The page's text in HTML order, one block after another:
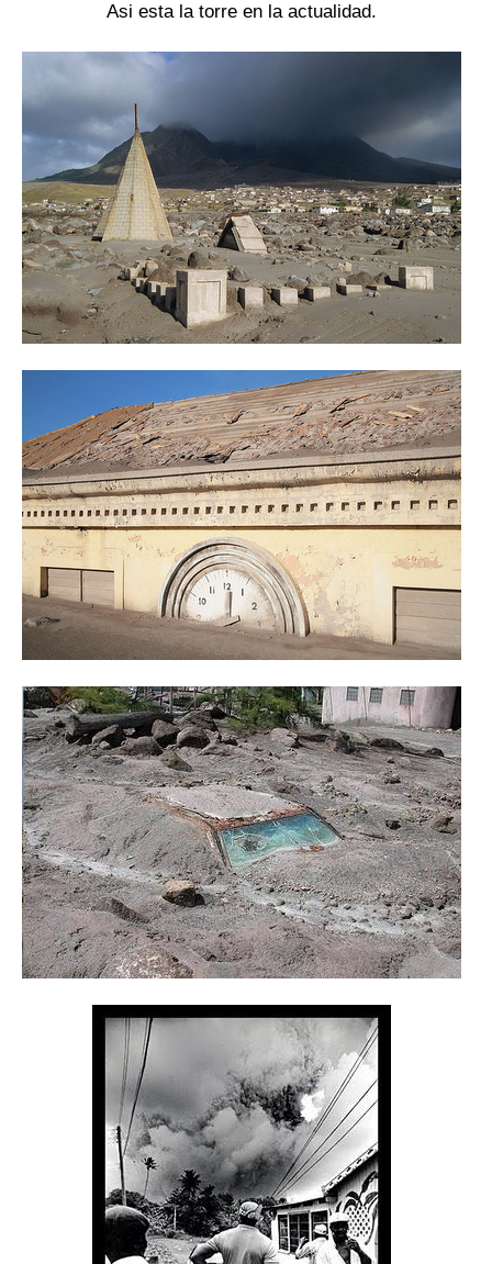
Asi esta la torre en la actualidad.